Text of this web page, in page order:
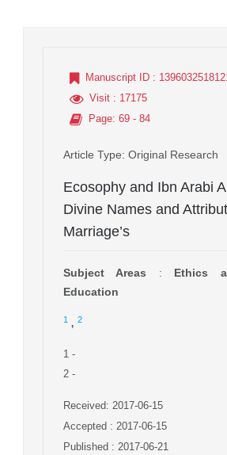
Manuscript ID :
Visit : 17175
Page: 69 - 84
Article Type: Original Research
Ecosophy and Ibn Arabi
Divine Names and
Marriage’s
Subject Areas : Ethics
Education
1 , 2
1 -
2 -
Received: 2017-06-15
Accepted : 2017-06-15
Published : 2017-06-21